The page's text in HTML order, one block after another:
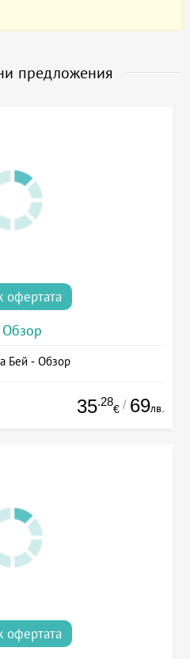
предложения
офертата
Обзор
Бей - Обзор
35.28
€ / 69лв.
офертата